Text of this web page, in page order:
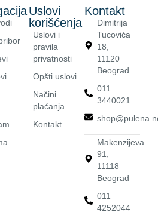
Uslovi
korišćenja
Uslovi i
pravila
privatnosti
Opšti uslovi
Načini
plaćanja
Kontakt
Kontakt
Dimitrija
Tucovića
18,
11120
Beograd
011
3440021
Makenzijeva
91,
11118
Beograd
011
4252044